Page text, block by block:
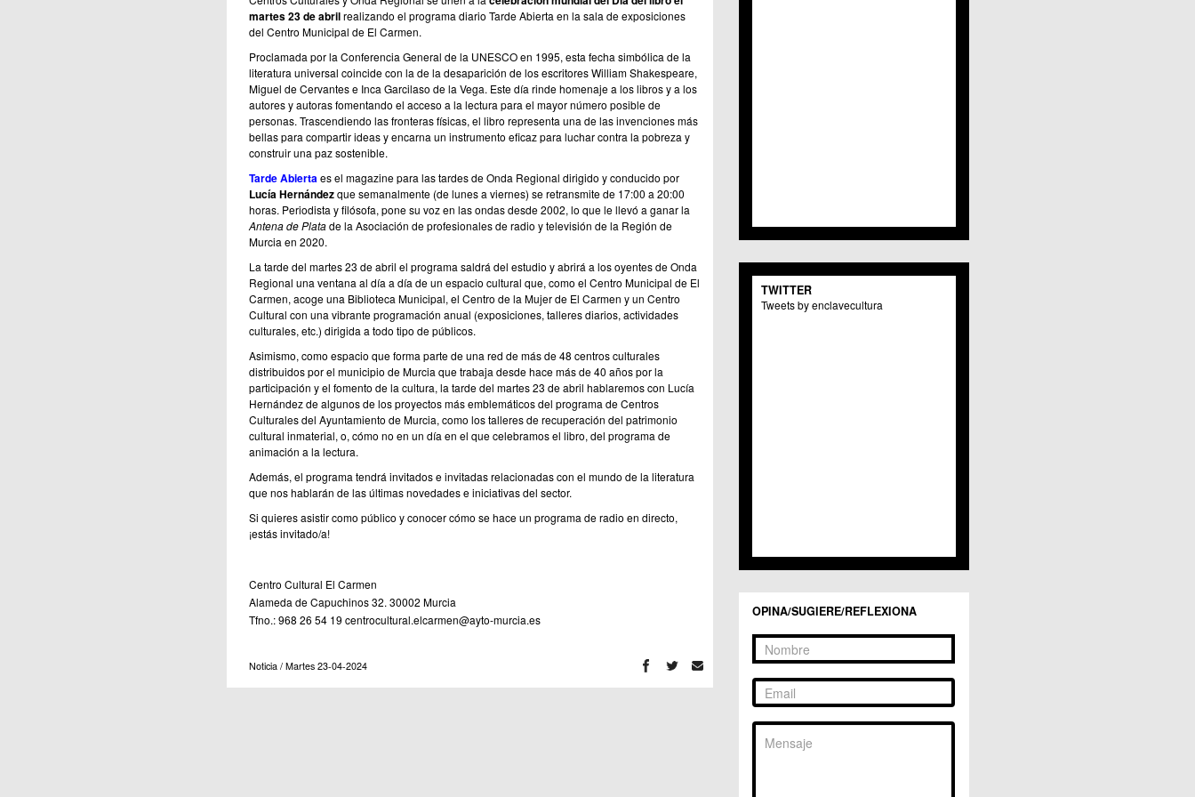
martes 23 de abrilrealizando el programa diario Tarde Abierta en la sala de exposiciones
del Centro Municipal de El Carmen.
Proclamada por la Conferencia General de la UNESCO en 1995, esta fecha simbólica de la
literatura universal coincide con la de la desaparición de los escritores William Shakespeare,
Miguel de Cervantes e Inca Garcilaso de la Vega. Este día rinde homenaje a los libros y a los
autores y autoras fomentando el acceso a la lectura para el mayor número posible de
personas. Trascendiendo las fronteras físicas, el libro representa una de las invenciones más
bellas para compartir ideas y encarna un instrumento eficaz para luchar contra la pobreza y
construir una paz sostenible.
Tarde Abierta es el magazine para las tardes de Onda Regional dirigido y conducido por
Lucía Hernándezque semanalmente (de lunes a viernes) se retransmite de 17:00 a 20:00
horas. Periodista y filósofa, pone su voz en las ondas desde 2002, lo que le llevó a ganar la
Antena de Platade la Asociación de profesionales de radio y televisión de la Región de
Murcia en 2020.
La tarde del martes 23 de abril el programa saldrá del estudio y abrirá a los oyentes de Onda
Regional una ventana al día a día de un espacio cultural que, como el Centro Municipal de El
Carmen, acoge una Biblioteca Municipal, el Centro de la Mujer de El Carmen y un Centro
Cultural con una vibrante programación anual (exposiciones, talleres diarios, actividades
culturales, etc.) dirigida a todo tipo de públicos.
Asimismo, como espacio que forma parte de una red de más de 48 centros culturales
distribuidos por el municipio de Murcia que trabaja desde hace más de 40 años por la
participación y el fomento de la cultura, la tarde del martes 23 de abril hablaremos con Lucía
Hernández de algunos de los proyectos más emblemáticos del programa de Centros
Culturales del Ayuntamiento de Murcia, como los talleres de recuperación del patrimonio
cultural inmaterial, o, cómo no en un día en el que celebramos el libro, del programa de
animación a la lectura.
Además, el programa tendrá invitados e invitadas relacionadas con el mundo de la literatura
que nos hablarán de las últimas novedades e iniciativas del sector.
Si quieres asistir como público y conocer cómo se hace un programa de radio en directo,
¡estás invitado/a!
Centro Cultural El Carmen
Alameda de Capuchinos 32. 30002 Murcia
Tfno.: 968 26 54 19 centrocultural.elcarmen@ayto-murcia.es
Noticia / Martes 23-04-2024
C.C.S. La Paz
C.M. El Carmen
Centros Culturales
C.C. Puertas de Castilla
C.C. Zarandona
TWITTER
Tweets by enclavecultura
OPINA/SUGIERE/REFLEXIONA